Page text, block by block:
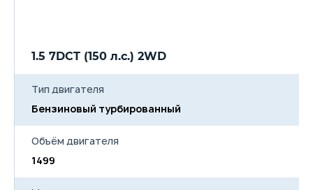
1.5 7DCT (150 л.с.) 2WD
Тип двигателя
Бензиновый турбированный
Объём двигателя
1499